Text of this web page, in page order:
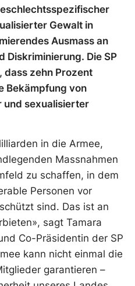
Gewalt in
Ausmass an
Diskriminierung. Die SP
dass zehn Prozent
Bekämpfung von
sexualisierter
in die Armee,
Massnahmen
zu schaffen, in dem
Personen vor
sind. Das ist an
sagt Tamara
Co-Präsidentin der SP
kann nicht einmal die
garantieren –